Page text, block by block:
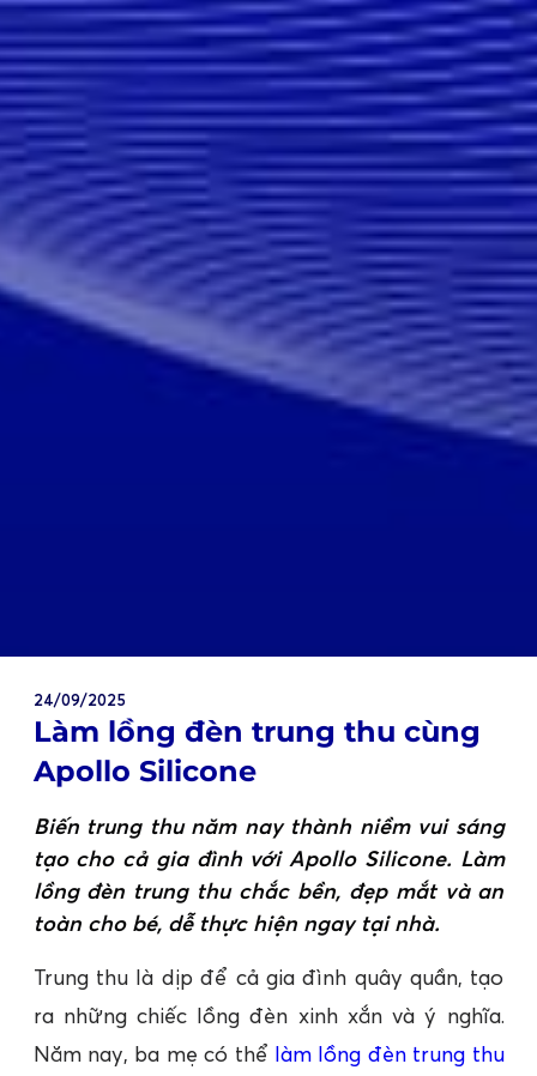
24/09/2025
Làm lồng đèn trung thu cùng
Apollo Silicone
Biến trung thu năm nay thành niềm vui sáng
tạo cho cả gia đình với Apollo Silicone. Làm
lồng đèn trung thu chắc bền, đẹp mắt và an
toàn cho bé, dễ thực hiện ngay tại nhà.
Trung thu là dịp để cả gia đình quây quần, tạo
ra những chiếc lồng đèn xinh xắn và ý nghĩa.
Năm nay, ba mẹ có thể làm lồng đèn trung thu